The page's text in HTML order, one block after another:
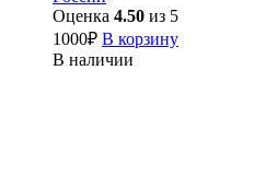
Оценка 4.50 из 5
1000₽ В корзину
В наличии